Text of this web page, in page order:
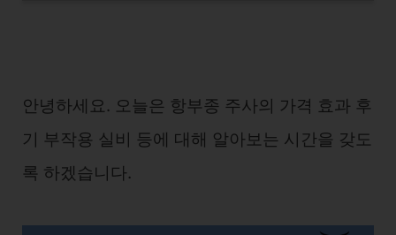
안녕하세요. 오늘은 항부종 주사의 가격 효과 후
기 부작용 실비 등에 대해 알아보는 시간을 갖도
록 하겠습니다.